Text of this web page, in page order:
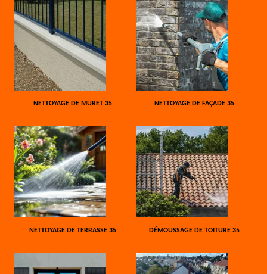
NETTOYAGE DE MURET 35 NETTOYAGE DE FAÇADE 35
NETTOYAGE DE TERRASSE 35 DÉMOUSSAGE DE TOITURE 35